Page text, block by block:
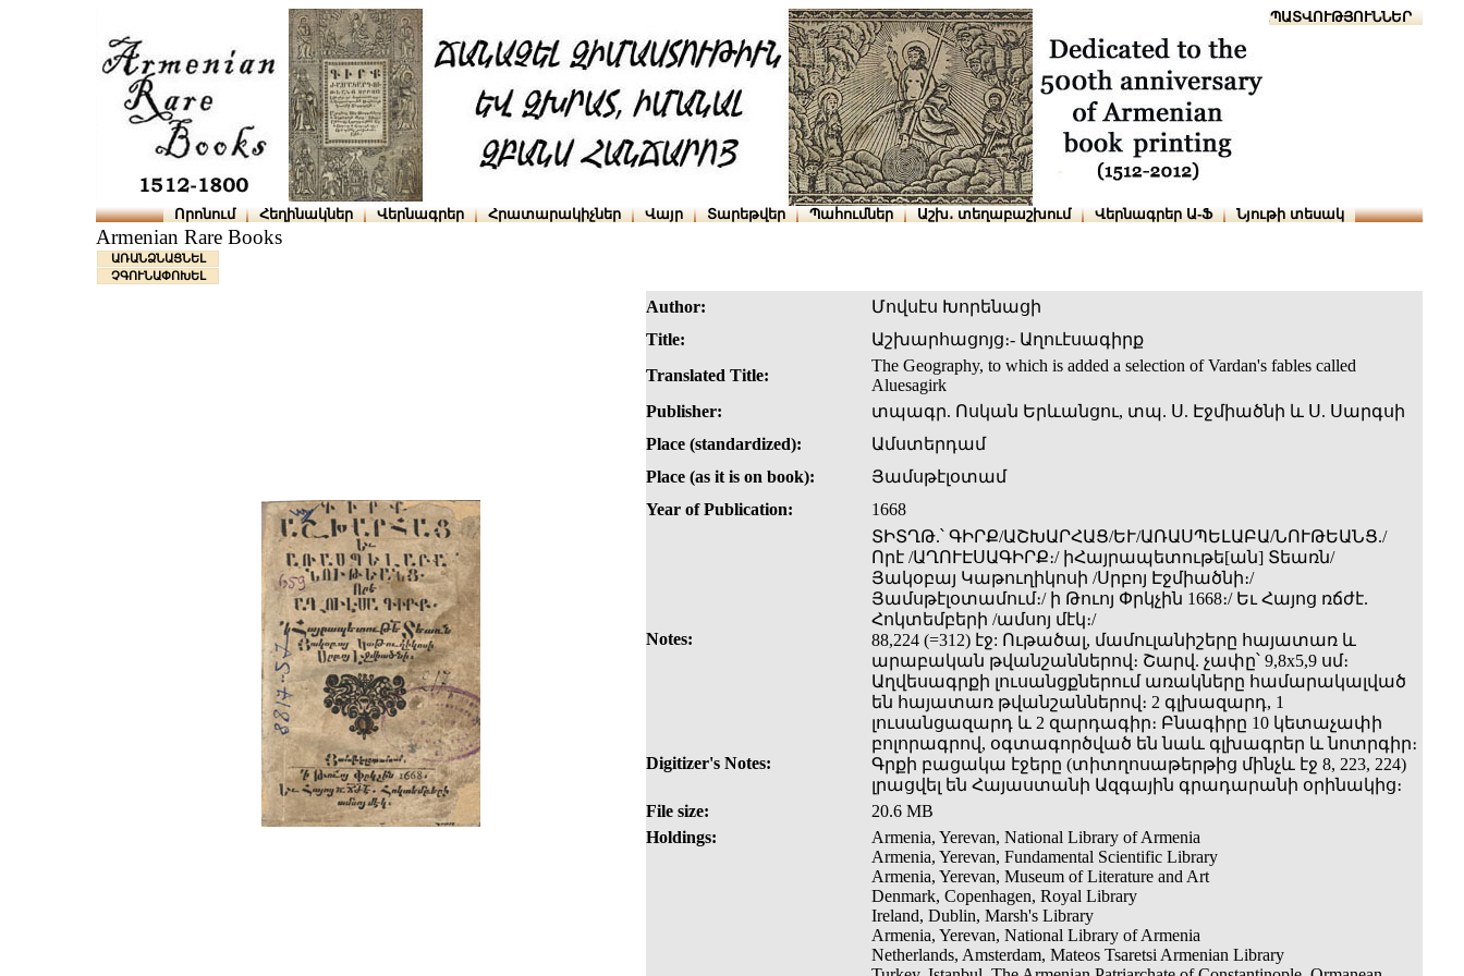
ՆԱԽԱՊԱՏՎՈՒԹՅՈՒՆՆԵՐ
Որոնում Հեղինակներ Վերնագրեր Հրատարակիչներ Վայր Տարեթվեր Պահումներ Աշխ․ տեղաբաշխում Վերնագրեր Ա-Ֆ Նյութի տեսակ
Armenian Rare Books
ԱՌԱՆՁՆԱՑՆԵԼ
ՉԳՈՒՆԱՓՈԽԵԼ
Author:
Մովսէս Խորենացի
Title:
Աշխարհացոյց։- Աղուէսագիրք
Translated Title:
The Geography, to which is added a selection of Vardan's fables called
Aluesagirk
Publisher:
տպագր. Ոսկան Երևանցու, տպ. Ս. Էջմիածնի և Ս. Սարգսի
Place (standardized):
Ամստերդամ
Place (as it is on book):
Յամսթէլօտամ
Year of Publication:
1668
Notes:
ՏԻՏՂԹ.՝ ԳԻՐՔ/ԱՇԽԱՐՀԱՑ/ԵՒ/ԱՌԱՍՊԵԼԱԲԱ/ՆՈՒԹԵԱՆՑ./
Որէ /ԱՂՈՒԷՍԱԳԻՐՔ։/ իՀայրապետութե[ան] Տեառն/
Յակօբայ Կաթուղիկոսի /Սրբոյ Էջմիածնի։/
Յամսթէլօտամում։/ ի Թուոյ Փրկչին 1668։/ Եւ Հայոց ռճժէ.
Հոկտեմբերի /ամսոյ մէկ։/
88,224 (=312) էջ: Ութածալ, մամուլանիշերը հայատառ և
արաբական թվանշաններով։ Շարվ. չափը՝ 9,8x5,9 սմ։
Աղվեսագրքի լուսանցքներում առակները համարակալված
են հայատառ թվանշաններով։ 2 գլխազարդ, 1
լուսանցազարդ և 2 զարդագիր։ Բնագիրը 10 կետաչափի
բոլորագրով, օգտագործված են նաև գլխագրեր և նոտրգիր։
Digitizer's Notes:
Գրքի բացակա էջերը (տիտղոսաթերթից մինչև էջ 8, 223, 224)
լրացվել են Հայաստանի Ազգային գրադարանի օրինակից։
File size:
20.6 MB
Holdings:
Armenia, Yerevan, National Library of Armenia
Armenia, Yerevan, Fundamental Scientific Library
Armenia, Yerevan, Museum of Literature and Art
Denmark, Copenhagen, Royal Library
Ireland, Dublin, Marsh's Library
Armenia, Yerevan, National Library of Armenia
Netherlands, Amsterdam, Mateos Tsaretsi Armenian Library